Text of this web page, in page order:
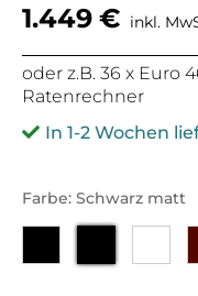
1.449 € inkl.
oder z.B. 36 x Euro
Ratenrechner
In 1-2 Wochen
Farbe: Schwarz matt